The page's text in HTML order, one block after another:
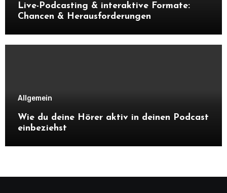
Live-Podcasting & interaktive Formate:
Chancen & Herausforderungen
Allgemein
Wie du deine Hörer aktiv in deinen Podcast
einbeziehst